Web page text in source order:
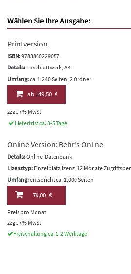
Wählen Sie Ihre Ausgabe:
Printversion
ISBN:9783860229057
Details: Loseblattwerk, A4
Umfang:ca. 1.240 Seiten, 2 Ordner
ab149,50 €
zzgl. 7% MwSt
Lieferfrist ca. 3-5 Tage
Online Version: Behr's Online
Details:Online-Datenbank
Lizenztyp: Einzelplatzlizenz, 12 Monate
Umfang:entspricht ca. 1.000 Seiten
79,00 €
Preis pro Monat
zzgl. 7% MwSt
Freischaltung ca. 1-2 Werktage